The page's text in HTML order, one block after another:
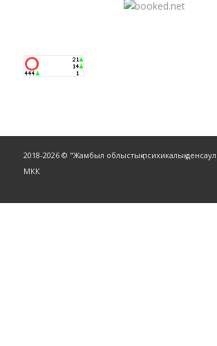
2018-2026 © "Жамбыл облыстық психикалық
МКК